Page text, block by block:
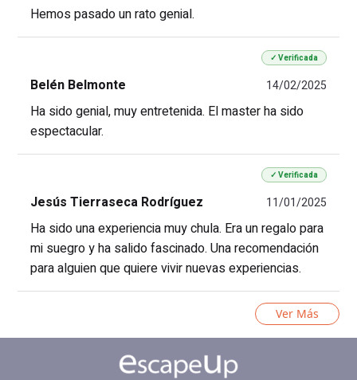
Hemos pasado un rato genial.
✓ Verificada
Belén Belmonte 14/02/2025
Ha sido genial, muy entretenida. El master ha sido
espectacular.
✓ Verificada
Jesús Tierraseca Rodríguez 11/01/2025
Ha sido una experiencia muy chula. Era un regalo para
mi suegro y ha salido fascinado. Una recomendación
para alguien que quiere vivir nuevas experiencias.
Ver Más